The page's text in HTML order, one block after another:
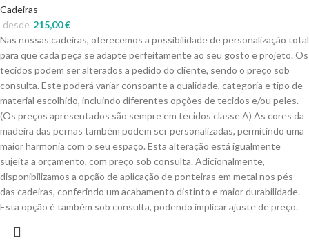
Cadeiras
215,00€
desde
Nas nossas cadeiras, oferecemos a possibilidade de personalização total
para que cada peça se adapte perfeitamente ao seu gosto e projeto. Os
tecidos podem ser alterados a pedido do cliente, sendo o preço sob
consulta. Este poderá variar consoante a qualidade, categoria e tipo de
material escolhido, incluindo diferentes opções de tecidos e/ou peles.
(Os preços apresentados são sempre em tecidos classe A) As cores da
madeira das pernas também podem ser personalizadas, permitindo uma
maior harmonia com o seu espaço. Esta alteração está igualmente
sujeita a orçamento, com preço sob consulta. Adicionalmente,
disponibilizamos a opção de aplicação de ponteiras em metal nos pés
das cadeiras, conferindo um acabamento distinto e maior durabilidade.
Esta opção é também sob consulta, podendo implicar ajuste de preço.